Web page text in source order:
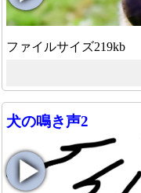
ファイルサイズ219kb
犬の鳴き声2